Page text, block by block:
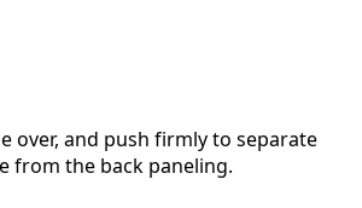
over, and push firmly to separate
from the back paneling.